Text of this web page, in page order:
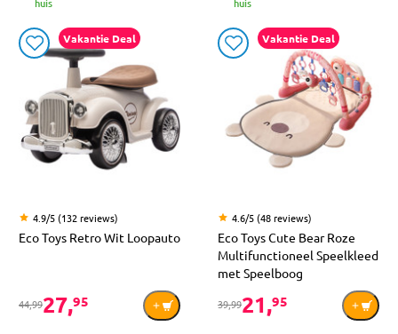
Vakantie Deal
4.9/5 (132 reviews)
Eco Toys Retro Wit Loopauto
44,9927,95
Vakantie Deal
4.6/5 (48 reviews)
Eco Toys Cute Bear Roze
Multifunctioneel Speelkleed
met Speelboog
39,9921,95